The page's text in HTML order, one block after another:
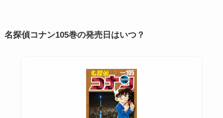
名探偵コナン105巻の発売日はいつ？